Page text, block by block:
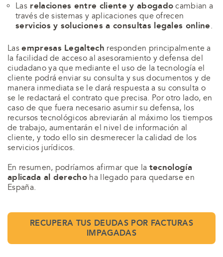
Lasrelaciones entre cliente y abogado cambian a
través de sistemas y aplicaciones que ofrecen
servicios y soluciones a consultas legales online.
Lasempresas Legaltech responden principalmente a
la facilidad de acceso al asesoramiento y defensa del
ciudadano ya que mediante el uso de la tecnología el
cliente podrá enviar su consulta y sus documentos y de
manera inmediata se le dará respuesta a su consulta o
se le redactará el contrato que precisa. Por otro lado, en
caso de que fuera necesario asumir su defensa, los
recursos tecnológicos abreviarán al máximo los tiempos
de trabajo, aumentarán el nivel de información al
cliente, y todo ello sin desmerecer la calidad de los
servicios jurídicos.
En resumen, podríamos afirmar que la tecnología
aplicada al derecho ha llegado para quedarse en
España.
RECUPERA TUS DEUDAS POR FACTURAS
IMPAGADAS